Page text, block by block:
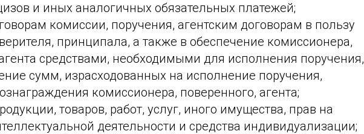
и иных аналогичных обязательных платежей;
комиссии, поручения, агентским договорам в пользу
принципала, а также в обеспечение комиссионера,
средствами, необходимыми для исполнения поручения,
сумм, израсходованных на исполнение поручения,
комиссионера, поверенного, агента;
товаров, работ, услуг, иного имущества, прав на
деятельности и средства индивидуализации;